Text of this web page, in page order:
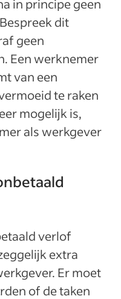
in principe geen
dit
geen
Een werknemer
van een
te raken
mogelijk is,
als werkgever
verlof
extra
Er moet
of de taken